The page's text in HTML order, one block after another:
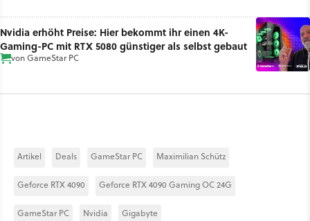
Nvidia erhöht Preise: Hier bekommt ihr einen 4K-
Gaming-PC mit RTX 5080 günstiger als selbst gebaut
vonGameStar PC
Artikel Deals GameStar PC Maximilian Schütz
Geforce RTX 4090 Geforce RTX 4090 Gaming OC 24G
GameStar PC Nvidia Gigabyte